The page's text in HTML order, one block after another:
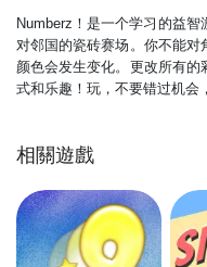
Numberz！是一个学习的益
对邻国的瓷砖赛场。你不能
颜色会发生变化。更改所有
式和乐趣！玩，不要错过机会
相關遊戲